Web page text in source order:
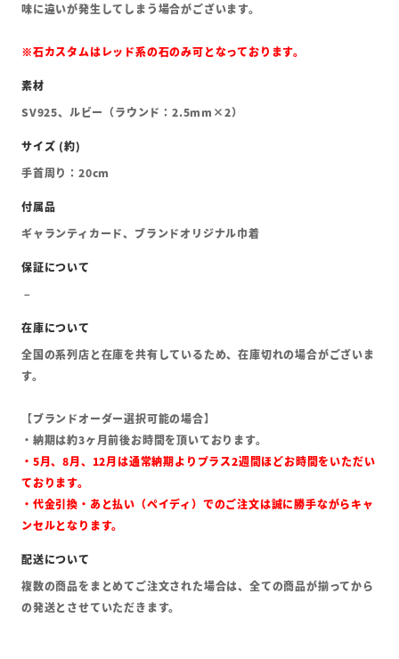
味に違いが発生してしまう場合がございます。
※石カスタムはレッド系の石のみ可となっております。
SV925、ルビー（ラウンド：2.5mm×2）
手首周り：20cm
ギャランティカード、ブランドオリジナル巾着
全国の系列店と在庫を共有しているため、在庫切れの場合がございま
す。
【ブランドオーダー選択可能の場合】
・納期は約3ヶ月前後お時間を頂いております。
・5月、8月、12月は通常納期よりプラス2週間ほどお時間をいただい
ております。
・代金引換・あと払い（ペイディ）でのご注文は誠に勝手ながらキャ
ンセルとなります。
複数の商品をまとめてご注文された場合は、全ての商品が揃ってから
の発送とさせていただきます。